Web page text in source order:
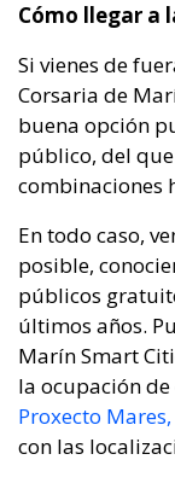
Cómo llegar a
Si vienes de
Corsaria de
buena opción
público, del
combinaciones
En todo caso,
posible,
públicos
últimos años.
Marín Smart
la ocupación
Proxecto Mares,
con las